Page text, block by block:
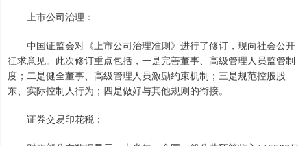
上市公司治理：
中国证监会对《上市公司治理准则》进行了修订，现向社会公开
征求意见。此次修订重点包括，一是完善董事、高级管理人员监管制
度；二是健全董事、高级管理人员激励约束机制；三是规范控股股
东、实际控制人行为；四是做好与其他规则的衔接。
证券交易印花税：